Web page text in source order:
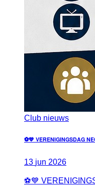
Club nieuws
⚽💙 VERENIGINGSDAG
13 jun 2026
⚽💙